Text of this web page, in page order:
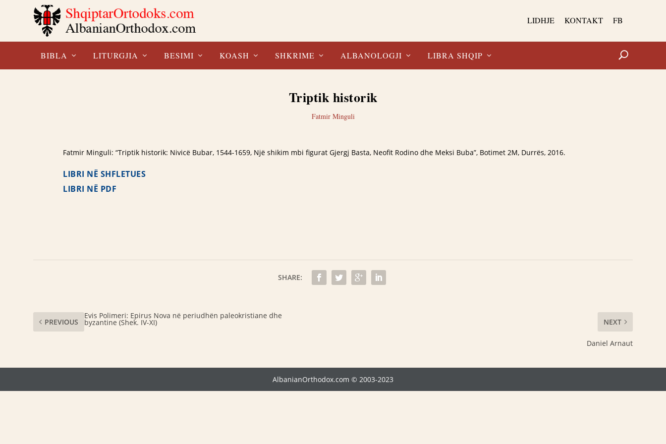
LIDHJE KONTAKT FB
BIBLA LITURGJIA BESIMI KOASH SHKRIME ALBANOLOGJI LIBRA SHQIP
Triptik historik
Fatmir Minguli
Fatmir Minguli: “Triptik historik: Nivicë Bubar, 1544-1659, Një shikim mbi figurat Gjergj Basta, Neofit Rodino dhe Meksi Buba”, Botimet 2M, Durrës, 2016.
LIBRI NË SHFLETUES
LIBRI NË PDF
SHARE:
PREVIOUS
Evis Polimeri: Epirus Nova në periudhën paleokristiane dhe
byzantine (Shek. IV-XI) NEXT
Daniel Arnaut
AlbanianOrthodox.com © 2003-2023